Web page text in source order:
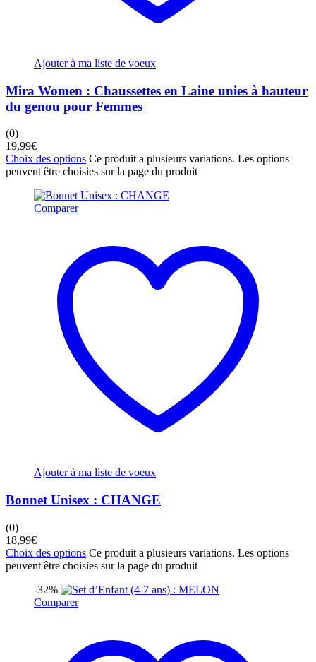
Ajouter à ma liste de voeux
Mira Women : Chaussettes en Laine unies à hauteur
du genou pour Femmes
(0)
19,99€
Choix des options Ce produit a plusieurs variations. Les options
peuvent être choisies sur la page du produit
Comparer
Ajouter à ma liste de voeux
Bonnet Unisex : CHANGE
(0)
18,99€
Choix des options Ce produit a plusieurs variations. Les options
peuvent être choisies sur la page du produit
-32%
Comparer